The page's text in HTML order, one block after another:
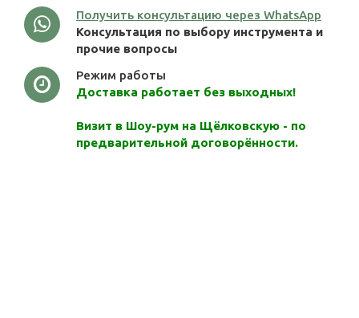
Получить консультацию через WhatsApp
Консультация по выбору инструмента и
прочие вопросы
Режим работы
Доставка работает без выходных!
Визит в Шоу-рум на Щёлковскую - по
предварительной договорённости.